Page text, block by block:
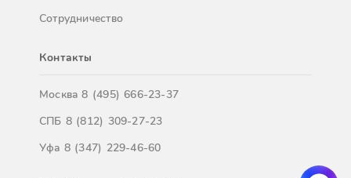
Сотрудничество
Контакты
Москва8 (495) 666-23-37
СПБ 8 (812) 309-27-23
Уфа 8 (347) 229-46-60